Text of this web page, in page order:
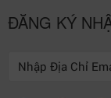
ĐĂNG KÝ